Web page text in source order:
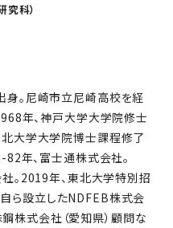
科）
身。尼崎市立尼崎高校を経
年、神戸大学大学院修士
北大学大学院博士課程修了
82年、富士通株式会社。
。2019年、東北大学特別招
自ら設立したNDFEB株式会
株式会社（愛知県）顧問な